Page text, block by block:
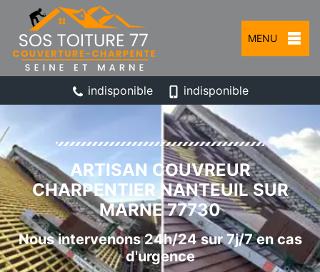
MENU
indisponible indisponible
ARTISAN COUVREUR
CHARPENTIER NANTEUIL SUR
MARNE 77730
Nous intervenons 24h/24 sur 7j/7 en cas
d'urgence